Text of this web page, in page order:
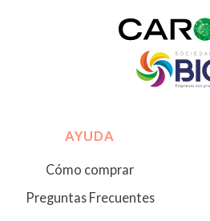
AYUDA
Cómo comprar
Preguntas Frecuentes